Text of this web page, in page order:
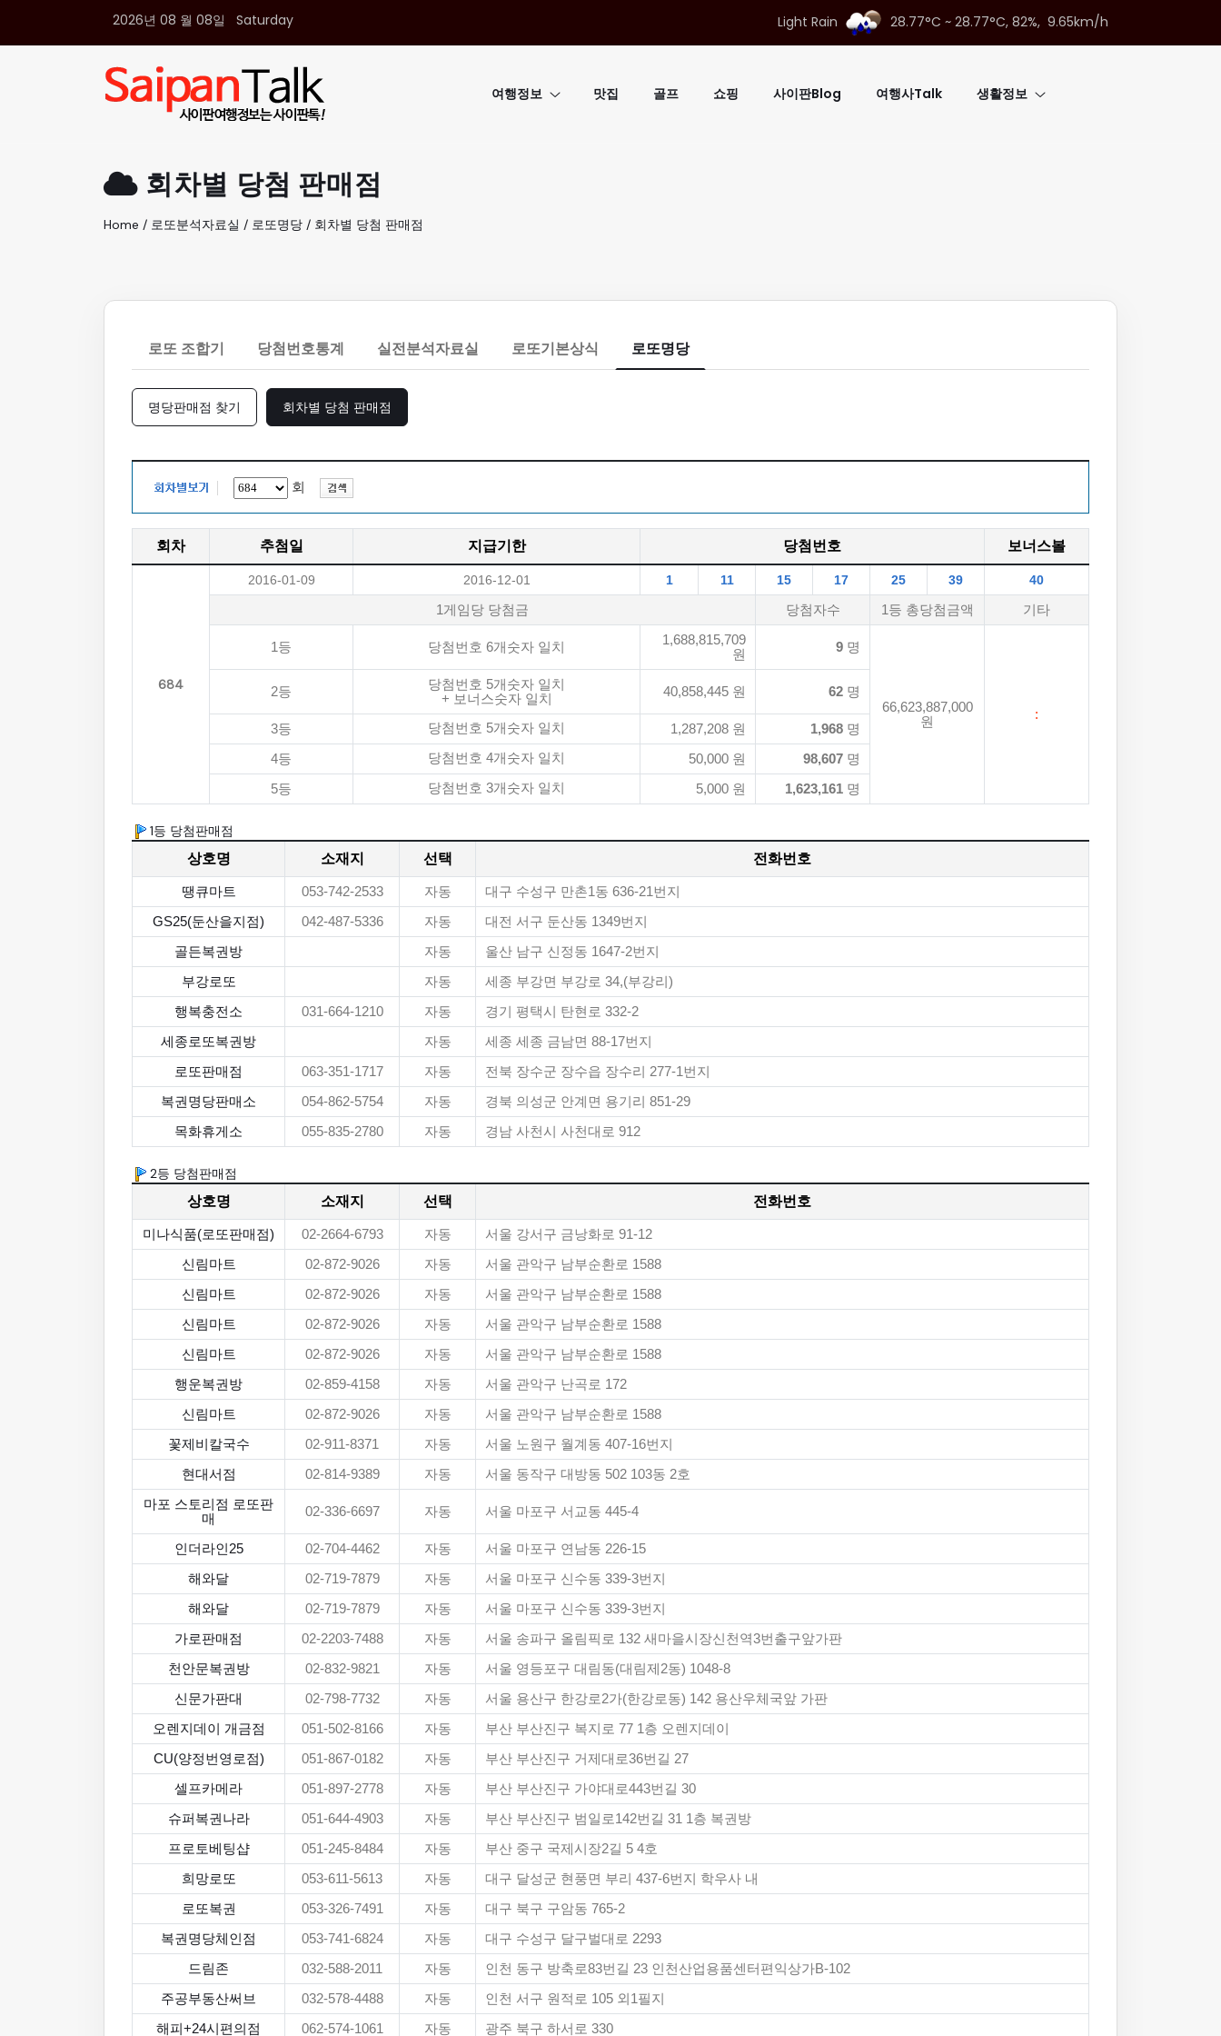
2026년 08 월 08일 Saturday Light Rain 28.77°C ~ 28.77°C, 82%, 9.65km/h
여행정보 맛집 골프 쇼핑 사이판Blog 여행사Talk 생활정보
회차별 당첨 판매점
Home / 로또분석자료실 / 로또명당 / 회차별 당첨 판매점
로또 조합기 당첨번호통계 실전분석자료실 로또기본상식 로또명당
명당판매점 찾기 회차별 당첨 판매점
회
회차 추첨일 지급기한 당첨번호 보너스볼
684
2016-01-09 2016-12-01 1 11 15 17 25 39 40
1게임당 당첨금 당첨자수 1등 총당첨금액 기타
1등 당첨번호 6개숫자 일치
1,688,815,709
원
9 명
66,623,887,000
원
:
2등
당첨번호 5개숫자 일치
+ 보너스숫자 일치
40,858,445 원 62 명
3등 당첨번호 5개숫자 일치 1,287,208 원 1,968 명
4등 당첨번호 4개숫자 일치 50,000 원 98,607 명
5등 당첨번호 3개숫자 일치 5,000 원 1,623,161 명
1등 당첨판매점
상호명 소재지 선택 전화번호
땡큐마트 053-742-2533 자동 대구 수성구 만촌1동 636-21번지
GS25(둔산을지점) 042-487-5336 자동 대전 서구 둔산동 1349번지
골든복권방 자동 울산 남구 신정동 1647-2번지
부강로또 자동 세종 부강면 부강로 34,(부강리)
행복충전소 031-664-1210 자동 경기 평택시 탄현로 332-2
세종로또복권방 자동 세종 세종 금남면 88-17번지
로또판매점 063-351-1717 자동 전북 장수군 장수읍 장수리 277-1번지
복권명당판매소 054-862-5754 자동 경북 의성군 안계면 용기리 851-29
목화휴게소 055-835-2780 자동 경남 사천시 사천대로 912
2등 당첨판매점
상호명 소재지 선택 전화번호
미나식품(로또판매점) 02-2664-6793 자동 서울 강서구 금낭화로 91-12
신림마트 02-872-9026 자동 서울 관악구 남부순환로 1588
신림마트 02-872-9026 자동 서울 관악구 남부순환로 1588
신림마트 02-872-9026 자동 서울 관악구 남부순환로 1588
신림마트 02-872-9026 자동 서울 관악구 남부순환로 1588
행운복권방 02-859-4158 자동 서울 관악구 난곡로 172
신림마트 02-872-9026 자동 서울 관악구 남부순환로 1588
꽃제비칼국수 02-911-8371 자동 서울 노원구 월계동 407-16번지
현대서점 02-814-9389 자동 서울 동작구 대방동 502 103동 2호
마포 스토리점 로또판
매
02-336-6697 자동 서울 마포구 서교동 445-4
인더라인25 02-704-4462 자동 서울 마포구 연남동 226-15
해와달 02-719-7879 자동 서울 마포구 신수동 339-3번지
해와달 02-719-7879 자동 서울 마포구 신수동 339-3번지
가로판매점 02-2203-7488 자동 서울 송파구 올림픽로 132 새마을시장신천역3번출구앞가판
천안문복권방 02-832-9821 자동 서울 영등포구 대림동(대림제2동) 1048-8
신문가판대 02-798-7732 자동 서울 용산구 한강로2가(한강로동) 142 용산우체국앞 가판
오렌지데이 개금점 051-502-8166 자동 부산 부산진구 복지로 77 1층 오렌지데이
CU(양정번영로점) 051-867-0182 자동 부산 부산진구 거제대로36번길 27
셀프카메라 051-897-2778 자동 부산 부산진구 가야대로443번길 30
슈퍼복권나라 051-644-4903 자동 부산 부산진구 범일로142번길 31 1층 복권방
프로토베팅샵 051-245-8484 자동 부산 중구 국제시장2길 5 4호
희망로또 053-611-5613 자동 대구 달성군 현풍면 부리 437-6번지 학우사 내
로또복권 053-326-7491 자동 대구 북구 구암동 765-2
복권명당체인점 053-741-6824 자동 대구 수성구 달구벌대로 2293
드림존 032-588-2011 자동 인천 동구 방축로83번길 23 인천산업용품센터편익상가B-102
주공부동산써브 032-578-4488 자동 인천 서구 원적로 105 외1필지
해피+24시편의점 062-574-1061 자동 광주 북구 하서로 330
여행정보
생활정보